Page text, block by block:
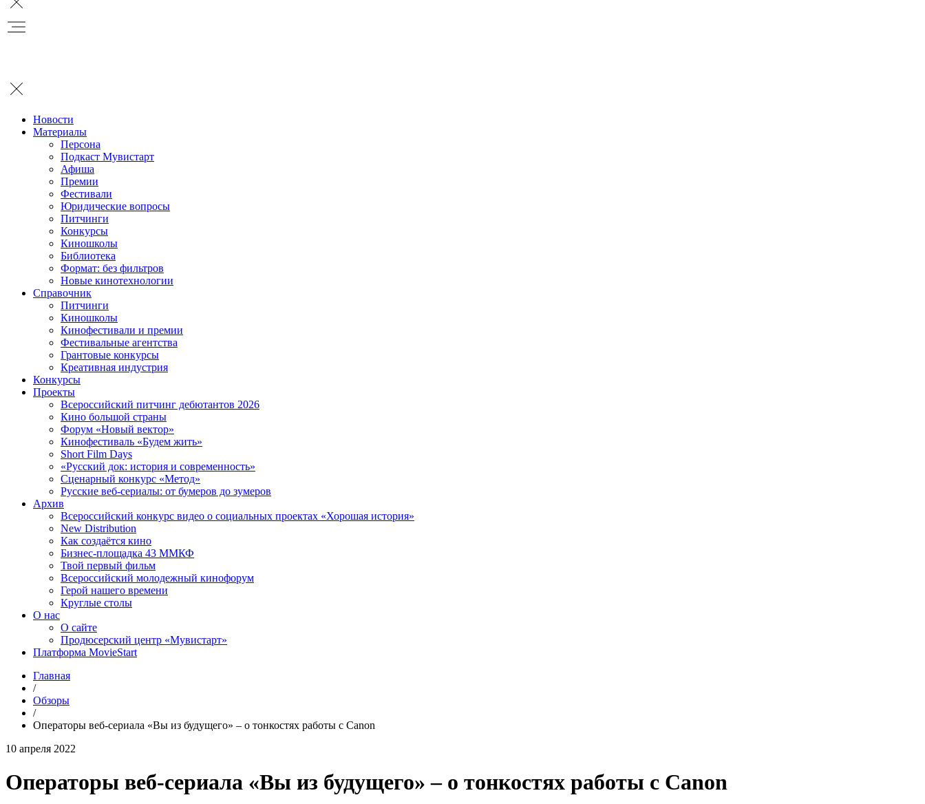
Новости
Материалы
Персона
Подкаст Мувистарт
Афиша
Премии
Фестивали
Юридические вопросы
Питчинги
Конкурсы
Киношколы
Библиотека
Формат: без фильтров
Новые кинотехнологии
Справочник
Питчинги
Киношколы
Кинофестивали и премии
Фестивальные агентства
Грантовые конкурсы
Креативная индустрия
Конкурсы
Проекты
Всероссийский питчинг дебютантов 2026
Кино большой страны
Форум «Новый вектор»
Кинофестиваль «Будем жить»
Short Film Days
«Русский док: история и современность»
Сценарный конкурс «Метод»
Русские веб-сериалы: от бумеров до зумеров
Архив
Всероссийский конкурс видео о социальных проектах «Хорошая история»
New Distribution
Как создаётся кино
Бизнес-площадка 43 ММКФ
Твой первый фильм
Всероссийский молодежный кинофорум
Герой нашего времени
Круглые столы
О нас
О сайте
Продюсерский центр «Мувистарт»
Платформа MovieStart
Главная
/
Обзоры
/
Операторы веб-сериала «Вы из будущего» – о тонкостях работы с Canon
10 апреля 2022
Операторы веб-сериала «Вы из будущего» – о тонкостях работы с Canon